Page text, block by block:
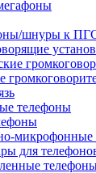
шнуры к
телефоны
микрофонные
для